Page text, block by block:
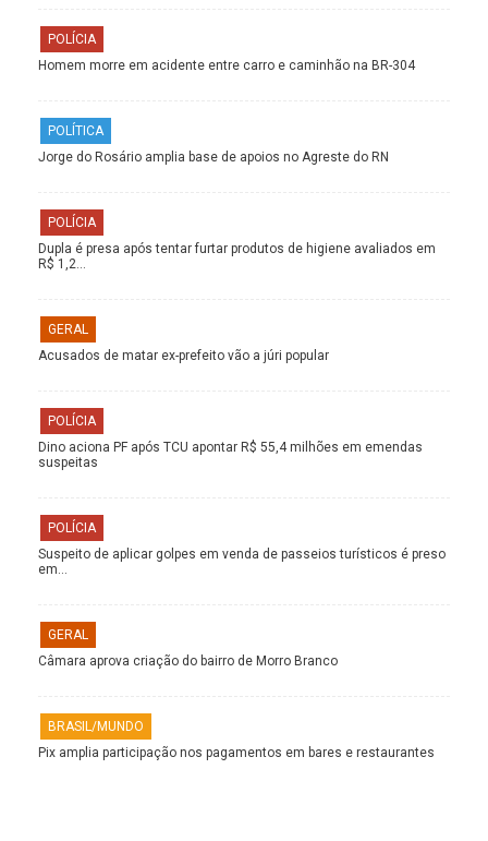
POLÍCIA
Homem morre em acidente entre carro e caminhão na BR-304
POLÍTICA
Jorge do Rosário amplia base de apoios no Agreste do RN
POLÍCIA
Dupla é presa após tentar furtar produtos de higiene avaliados em
R$ 1,2…
GERAL
Acusados de matar ex-prefeito vão a júri popular
POLÍCIA
Dino aciona PF após TCU apontar R$ 55,4 milhões em emendas
suspeitas
POLÍCIA
Suspeito de aplicar golpes em venda de passeios turísticos é preso
em…
GERAL
Câmara aprova criação do bairro de Morro Branco
BRASIL/MUNDO
Pix amplia participação nos pagamentos em bares e restaurantes